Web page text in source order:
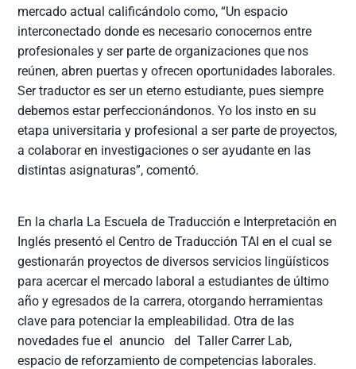
mercado actual calificándolo como, “Un espacio
interconectado donde es necesario conocernos entre
profesionales y ser parte de organizaciones que nos
reúnen, abren puertas y ofrecen oportunidades laborales.
Ser traductor es ser un eterno estudiante, pues siempre
debemos estar perfeccionándonos. Yo los insto en su
etapa universitaria y profesional a ser parte de proyectos,
a colaborar en investigaciones o ser ayudante en las
distintas asignaturas”, comentó.
En la charla La Escuela de Traducción e Interpretación en
Inglés presentó el Centro de Traducción TAI en el cual se
gestionarán proyectos de diversos servicios lingüísticos
para acercar el mercado laboral a estudiantes de último
año y egresados de la carrera, otorgando herramientas
clave para potenciar la empleabilidad. Otra de las
novedades fue el anuncio del Taller Carrer Lab,
espacio de reforzamiento de competencias laborales.